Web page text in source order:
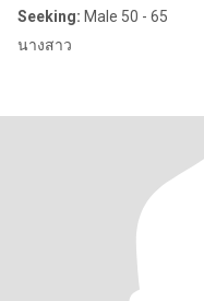
Seeking: Male 50 - 65
นางสาว